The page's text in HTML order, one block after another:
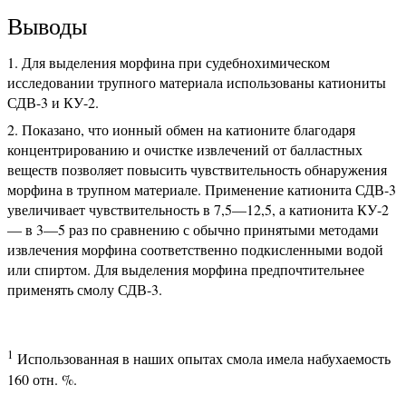
Выводы
Для выделения морфина при судебнохимическом
исследовании трупного материала использованы катиониты
СДВ-3 и КУ-2.
Показано, что ионный обмен на катионите благодаря
концентрированию и очистке извлечений от балластных
веществ позволяет повысить чувствительность обнаружения
морфина в трупном материале. Применение катионита СДВ-3
увеличивает чувствительность в 7,5—12,5, а катионита КУ-2
— в 3—5 раз по сравнению с обычно принятыми методами
извлечения морфина соответственно подкисленными водой
или спиртом. Для выделения морфина предпочтительнее
применять смолу СДВ-3.
1 Использованная в наших опытах смола имела набухаемость
160 отн. %.